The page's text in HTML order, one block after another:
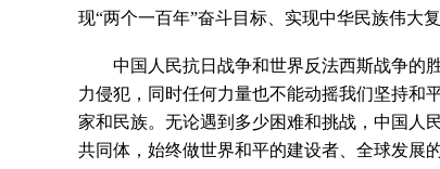
现“两个一百年”奋斗目标、实现中华民族伟大
中国人民抗日战争和世界反法西斯战争的
力侵犯，同时任何力量也不能动摇我们坚持和
家和民族。无论遇到多少困难和挑战，中国人
共同体，始终做世界和平的建设者、全球发展